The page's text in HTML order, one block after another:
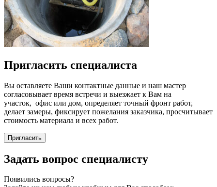
Пригласить специалиста
Вы оставляете Ваши контактные данные и наш мастер
согласовывает время встречи и выезжает к Вам на
участок, офис или дом, определяет точный фронт работ,
делает замеры, фиксирует пожелания заказчика, просчитывает
стоимость материала и всех работ.
Пригласить
Задать вопрос специалисту
Появились вопросы?